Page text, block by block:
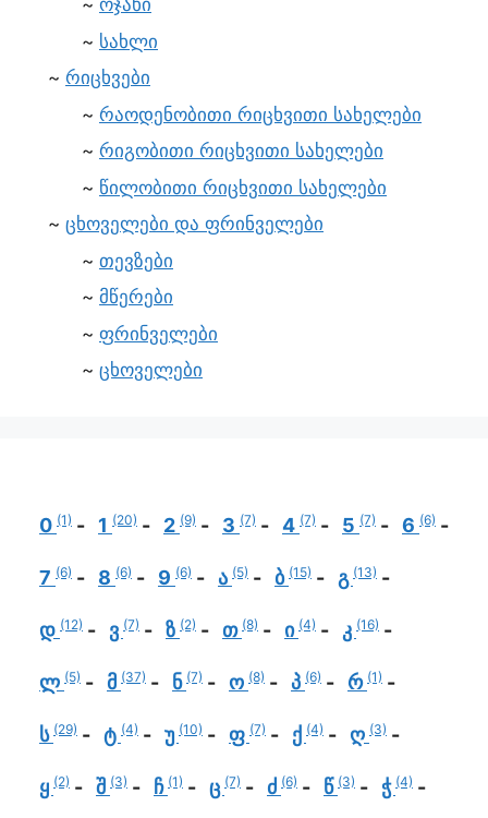
ოჯახი
სახლი
რიცხვები
რაოდენობითი რიცხვითი სახელები
რიგობითი რიცხვითი სახელები
წილობითი რიცხვითი სახელები
ცხოველები და ფრინველები
თევზები
მწერები
ფრინველები
ცხოველები
0 (1) 1 (20) 2 (9) 3 (7) 4 (7) 5 (7) 6 (6)
7 (6) 8 (6) 9 (6) ა (5) ბ (15) გ (13)
დ (12) ვ (7) ზ (2) თ (8) ი (4) კ (16)
ლ (5) მ (37) ნ (7) ო (8) პ (6) რ (1)
ს (29) ტ (4) უ (10) ფ (7) ქ (4) ღ (3)
ყ (2) შ (3) ჩ (1) ც (7) ძ (6) წ (3) ჭ (4)